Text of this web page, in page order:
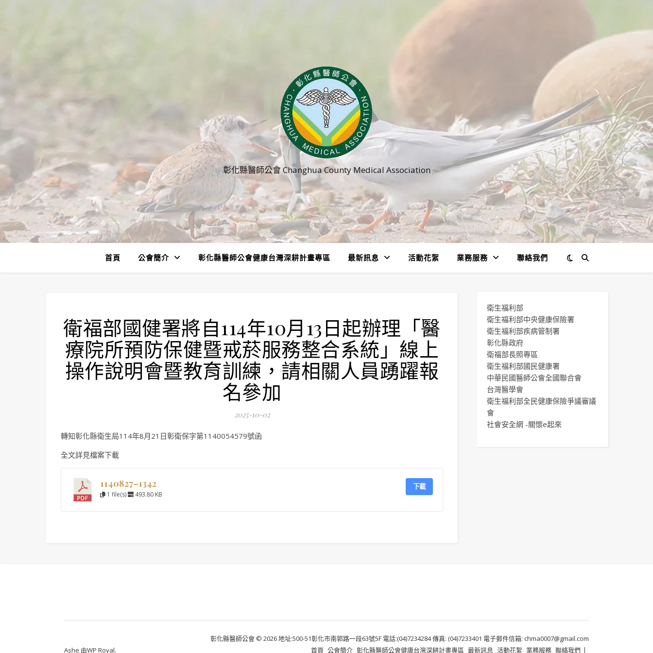
彰化縣醫師公會 Changhua County Medical Association
首頁 公會簡介 彰化縣醫師公會健康台灣深耕計畫專區 最新訊息 活動花絮 業務服務 聯絡我們
衛福部國健署將自114年10月13日起辦理「醫
療院所預防保健暨戒菸服務整合系統」線上
操作說明會暨教育訓練，請相關人員踴躍報
名參加
2025-10-02
轉知彰化縣衛生局114年8月21日彰衛保字第1140054579號函
全文詳見檔案下載
1140827–1342
1 file(s) 493.80 KB
下載
衛生福利部
衛生福利部中央健康保險署
衛生福利部疾病管制署
彰化縣政府
衛福部長照專區
衛生福利部國民健康署
中華民國醫師公會全國聯合會
台灣醫學會
衛生福利部全民健康保險爭議審議
會
社會安全網 -關懷e起來
彰化縣醫師公會 © 2026 地址:500-51彰化市南郭路一段63號5F 電話:(04)7234284 傳真: (04)7233401 電子郵件信箱: chma0007@gmail.com
首頁 公會簡介 彰化縣醫師公會健康台灣深耕計畫專區 最新訊息 活動花絮 業務服務 聯絡我們
Ashe 由WP Royal.